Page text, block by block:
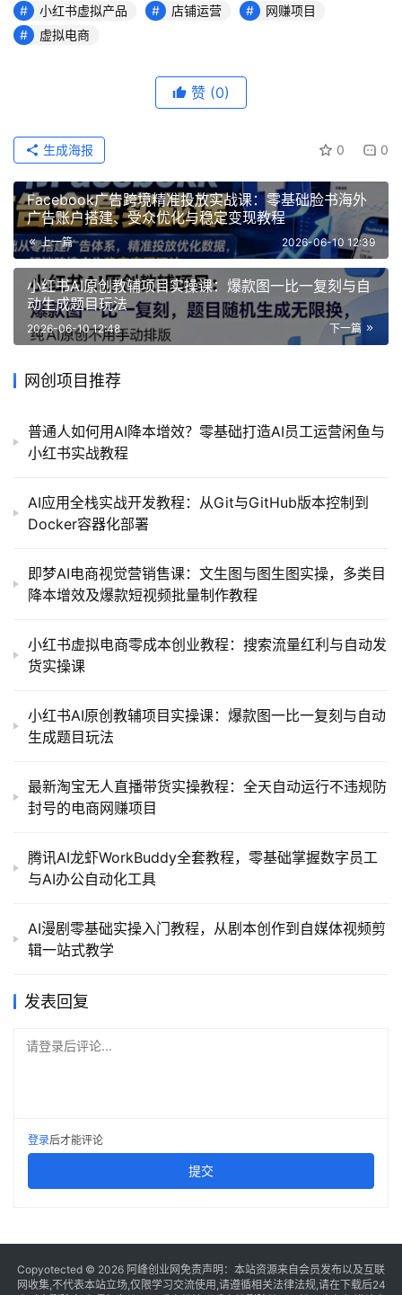
小红书虚拟产品 店铺运营
网赚项目
虚拟电商
赞 (0)
0 0
生成海报
Facebook广告跨境精准投放实战课：零基础脸书海外
广告账户搭建、受众优化与稳定变现教程
上一篇 2026-06-10 12:39
小红书AI原创教辅项目实操课：爆款图一比一复刻与自
动生成题目玩法
下一篇
2026-06-10 12:48
网创项目推荐
普通人如何用AI降本增效？零基础打造AI员工运营闲鱼与
小红书实战教程
AI应用全栈实战开发教程：从Git与GitHub版本控制到
Docker容器化部署
即梦AI电商视觉营销售课：文生图与图生图实操，多类目
降本增效及爆款短视频批量制作教程
小红书虚拟电商零成本创业教程：搜索流量红利与自动发
货实操课
小红书AI原创教辅项目实操课：爆款图一比一复刻与自动
生成题目玩法
最新淘宝无人直播带货实操教程：全天自动运行不违规防
封号的电商网赚项目
腾讯AI龙虾WorkBuddy全套教程，零基础掌握数字员工
与AI办公自动化工具
AI漫剧零基础实操入门教程，从剧本创作到自媒体视频剪
辑一站式教学
发表回复
请登录后评论...
登录后才能评论
提交
Copyotected © 2026 阿峰创业网 免责声明：本站资源来自会员发布以及互联
网收集,不代表本站立场,仅限学习交流使用,请遵循相关法律法规,请在下载后24